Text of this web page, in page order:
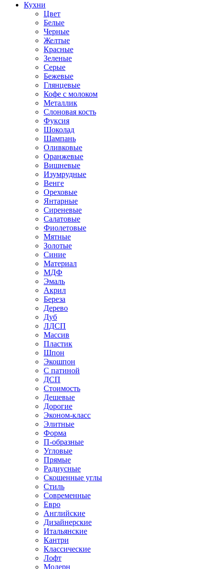
Кухни
Цвет
Белые
Черные
Желтые
Красные
Зеленые
Серые
Бежевые
Глянцевые
Кофе с молоком
Металлик
Слоновая кость
Фуксия
Шоколад
Шампань
Оливковые
Оранжевые
Вишневые
Изумрудные
Венге
Ореховые
Янтарные
Сиреневые
Салатовые
Фиолетовые
Мятные
Золотые
Синие
Материал
МДФ
Эмаль
Акрил
Береза
Дерево
Дуб
ЛДСП
Массив
Пластик
Шпон
Экошпон
С патиной
ДСП
Стоимость
Дешевые
Дорогие
Эконом-класс
Элитные
Форма
П-образные
Угловые
Прямые
Радиусные
Скошенные углы
Стиль
Современные
Евро
Английские
Дизайнерские
Итальянские
Кантри
Классические
Лофт
Модерн